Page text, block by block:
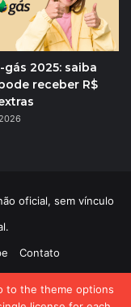
to the theme options
gás 2025: saiba
receber R$
oficial, sem vínculo
Contato